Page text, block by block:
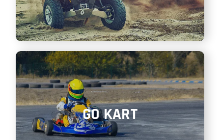
GO KART